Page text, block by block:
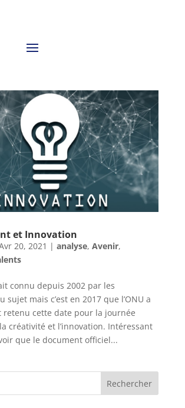
et Innovation
20, 2021 | analyse, Avenir,
connu depuis 2002 par les
sujet mais c’est en 2017 que l’ONU a
retenu cette date pour la journée
créativité et l’innovation. Intéressant
que le document officiel...
Rechercher